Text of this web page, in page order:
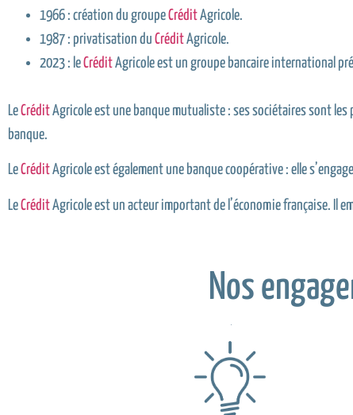
1966 : création du groupeCréditAgricole.
1987 : privatisation du CréditAgricole.
2023 : leCréditAgricole est un groupe bancaire international
LeCréditAgricole est une banque mutualiste : ses sociétaires sont
banque.
LeCréditAgricole est également une banque coopérative : elle
LeCréditAgricole est un acteur important de l’économie française. Il
Nos